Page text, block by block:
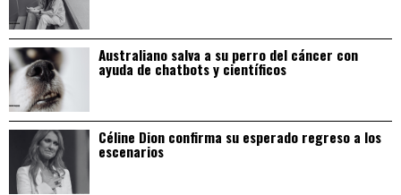
Australiano salva a su perro del cáncer con
ayuda de chatbots y científicos
Céline Dion confirma su esperado regreso a los
escenarios